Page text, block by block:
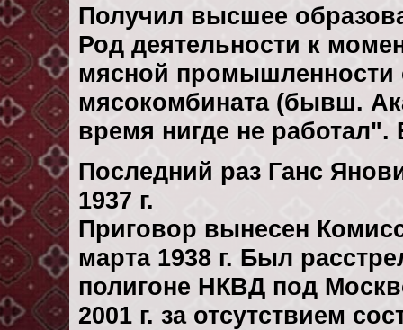
Получил высшее
Род деятельности к
мясной промышленности
мясокомбината (бывш.
время нигде не
Последний раз Ганс
1937 г.
Приговор вынесен
марта 1938 г. Был
полигоне НКВД под
2001 г. за отсутствием